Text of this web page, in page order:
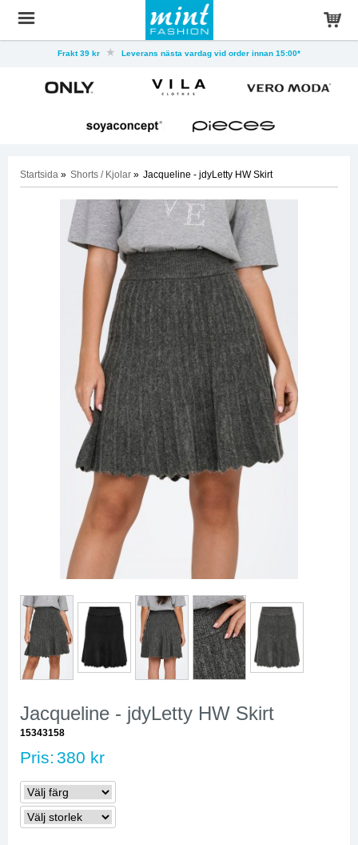
Frakt 39 kr Leverans nästa vardag vid order innan 15:00*
Startsida » Shorts / Kjolar » Jacqueline - jdyLetty HW Skirt
Jacqueline - jdyLetty HW Skirt
15343158
Pris: 380 kr